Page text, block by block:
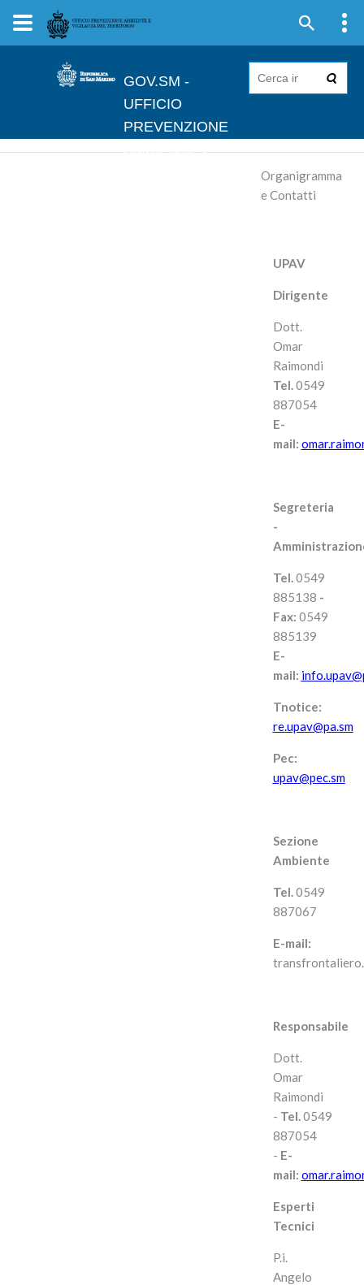
GOV.SM -
UFFICIO
PREVENZIONE
AMBIENTE E
Organigramma
e Contatti
UPAV
Dirigente
Dott.
Omar
Raimondi
Tel.0549
887054
E-
mail:
Segreteria
-
Tel.0549
885138 -
Fax: 0549
885139
E-
mail:
Tnotice:
re.upav@pa.sm
Pec:
upav@pec.sm
Sezione
Ambiente
Tel.0549
887067
E-mail:
Responsabile
Dott.
Omar
Raimondi
- Tel.0549
887054
- E-
mail:
Esperti
Tecnici
P.i.
Angelo